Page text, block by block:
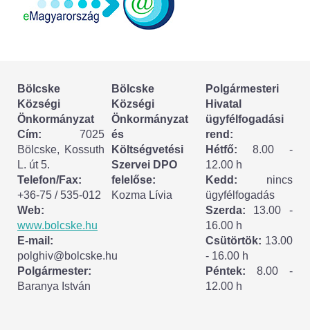
ESEMÉNYEK
TESTVÉRTELEPÜLÉSÜNK:
CSÍKSZÉPVÍZ
VÁLASZTÁSI INFORMÁCIÓK
Választási szervek
Választási ügyintézés
2024. évi általános választások
Bölcske
Községi
Önkormányzat
Cím: 7025
Bölcske, Kossuth
L. út 5.
Telefon/Fax:
+36-75 / 535-012
Web:
www.bolcske.hu
E-mail:
polghiv@bolcske.hu
Polgármester:
Baranya István
Bölcske
Községi
Önkormányzat
és
Költségvetési
Szervei DPO
felelőse:
Kozma Lívia
Polgármesteri
Hivatal
ügyfélfogadási
rend:
Hétfő: 8.00 -
12.00 h
Kedd: nincs
ügyfélfogadás
Szerda: 13.00 -
16.00 h
Csütörtök: 13.00
- 16.00 h
Péntek: 8.00 -
12.00 h